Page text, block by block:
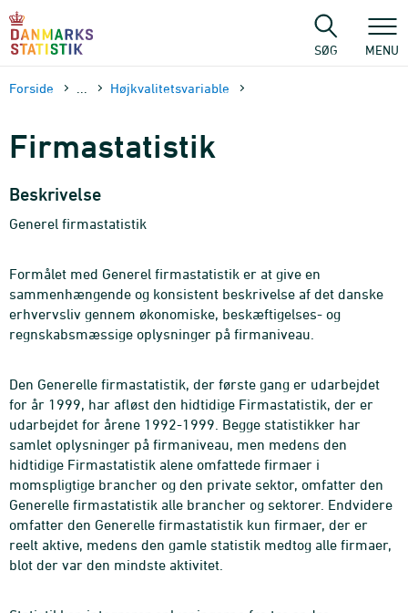
sidens
SØG MENU
Forside Højkvalitets­variable
Firmastatistik
Beskrivelse
Generel firmastatistik
Formålet med Generel firmastatistik er at give en
sammenhængende og konsistent beskrivelse af det danske
erhvervsliv gennem økonomiske, beskæftigelses- og
regnskabsmæssige oplysninger på firmaniveau.
Den Generelle firmastatistik, der første gang er udarbejdet
for år 1999, har afløst den hidtidige Firmastatistik, der er
udarbejdet for årene 1992-1999. Begge statistikker har
samlet oplysninger på firmaniveau, men medens den
hidtidige Firmastatistik alene omfattede firmaer i
momspligtige brancher og den private sektor, omfatter den
Generelle firmastatistik alle brancher og sektorer. Endvidere
omfatter den Generelle firmastatistik kun firmaer, der er
reelt aktive, medens den gamle statistik medtog alle firmaer,
blot der var den mindste aktivitet.